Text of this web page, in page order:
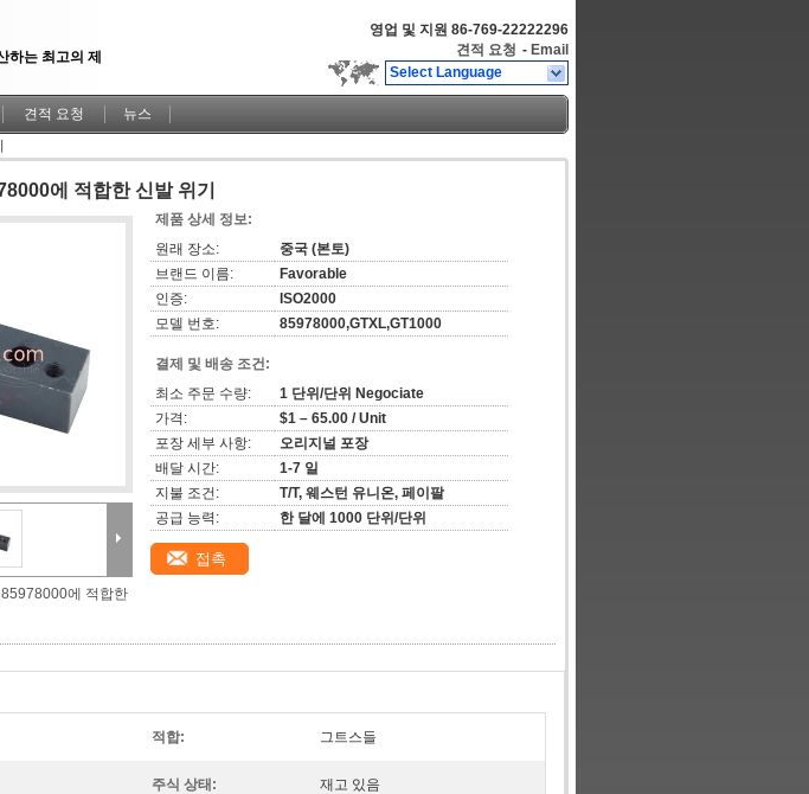
하는 최고의 제
영업 및 지원 86-769-22222296
견적 요청 - Email
Select Language
견적 요청
뉴스
에 적합한 신발 위기
에 적합한
제품 상세 정보:
원래 장소:
중국 (본토)
브랜드 이름:
Favorable
인증:
ISO2000
모델 번호:
85978000,GTXL,GT1000
결제 및 배송 조건:
최소 주문 수량:
1 단위/단위 Negociate
가격:
$1 – 65.00 / Unit
포장 세부 사항:
오리지널 포장
배달 시간:
1-7 일
지불 조건:
T/T, 웨스턴 유니온, 페이팔
공급 능력:
한 달에 1000 단위/단위
접촉
적합: 그트스들
주식 상태: 재고 있음